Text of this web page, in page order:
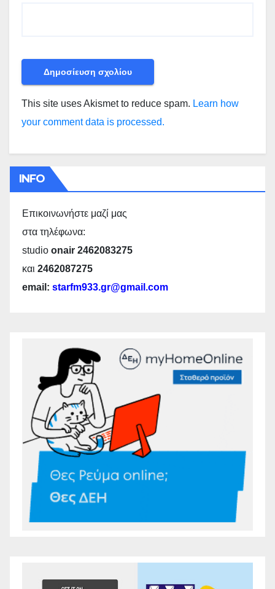
This site uses Akismet to reduce spam. Learn how
your comment data is processed.
INFO
Επικοινωνήστε μαζί μας
στα τηλέφωνα:
studio onair 2462083275
και 2462087275
email: starfm933.gr@gmail.com